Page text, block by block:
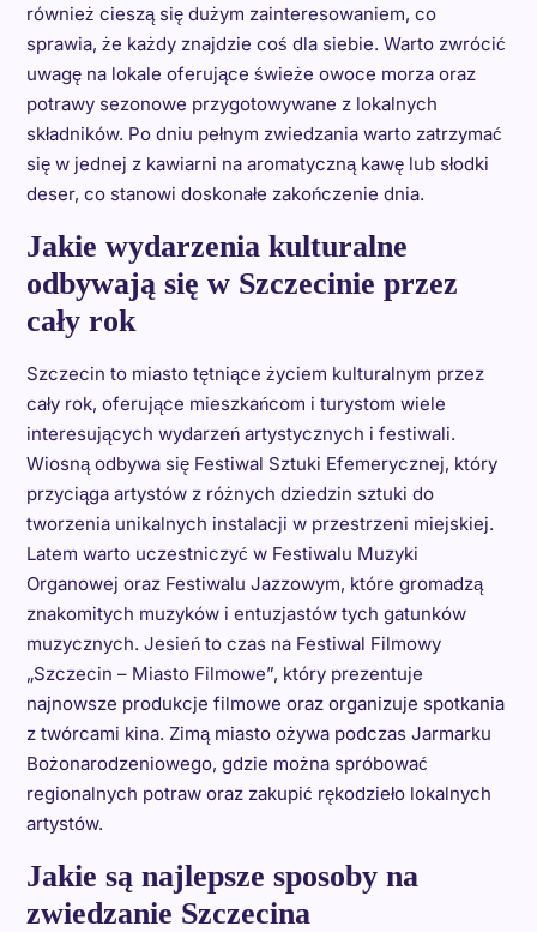
również cieszą się dużym zainteresowaniem, co
sprawia, że każdy znajdzie coś dla siebie. Warto zwrócić
uwagę na lokale oferujące świeże owoce morza oraz
potrawy sezonowe przygotowywane z lokalnych
składników. Po dniu pełnym zwiedzania warto zatrzymać
się w jednej z kawiarni na aromatyczną kawę lub słodki
deser, co stanowi doskonałe zakończenie dnia.
Jakie wydarzenia kulturalne
odbywają się w Szczecinie przez
cały rok
Szczecin to miasto tętniące życiem kulturalnym przez
cały rok, oferujące mieszkańcom i turystom wiele
interesujących wydarzeń artystycznych i festiwali.
Wiosną odbywa się Festiwal Sztuki Efemerycznej, który
przyciąga artystów z różnych dziedzin sztuki do
tworzenia unikalnych instalacji w przestrzeni miejskiej.
Latem warto uczestniczyć w Festiwalu Muzyki
Organowej oraz Festiwalu Jazzowym, które gromadzą
znakomitych muzyków i entuzjastów tych gatunków
muzycznych. Jesień to czas na Festiwal Filmowy
„Szczecin – Miasto Filmowe”, który prezentuje
najnowsze produkcje filmowe oraz organizuje spotkania
z twórcami kina. Zimą miasto ożywa podczas Jarmarku
Bożonarodzeniowego, gdzie można spróbować
regionalnych potraw oraz zakupić rękodzieło lokalnych
artystów.
Jakie są najlepsze sposoby na
zwiedzanie Szczecina